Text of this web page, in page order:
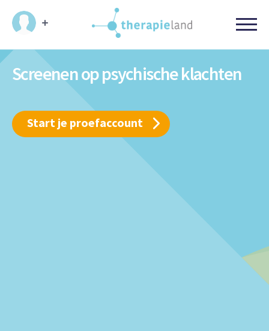
Screenen op psychische klachten
Start je proefaccount